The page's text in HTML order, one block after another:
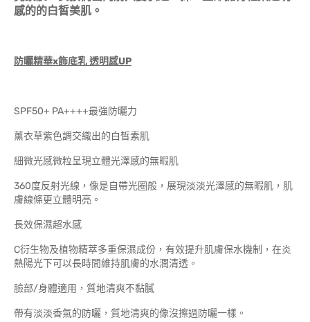
感的的白皙美肌。
防曬精華x飾底乳透明感UP
SPF50+ PA++++最強防曬力
薰衣草紫色調交織出的白皙素肌
細微光感微粒呈現立體光澤感的無暇肌
360度反射光線，像是自帶光圈般，展現淡淡光澤感的無暇肌，肌
膚線條更立體明亮。
長效保濕超水感
C衍生物及植物精萃多重保濕成份，有效提升肌膚保水機制，在炎
熱陽光下可以長時間維持肌膚的水潤清透。
臉部/身體適用，質地清爽不黏膩
帶有淡淡香氣的防曬，質地清爽的像沒擦過防曬一樣。